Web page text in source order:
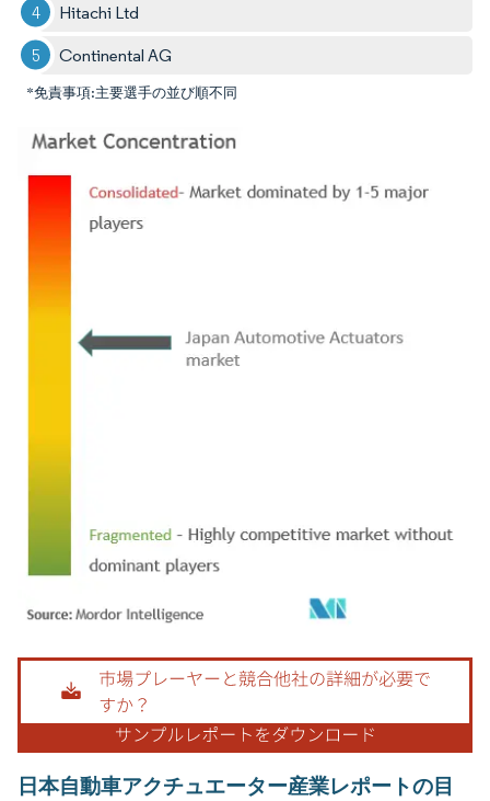
Hitachi Ltd
Continental AG
*免責事項:主要選手の並び順不同
画像 © Mordor Intelligence。再利用にはCC BY 4.0の表示が必要です。
日本自動車アクチュエーター産業レポートの目